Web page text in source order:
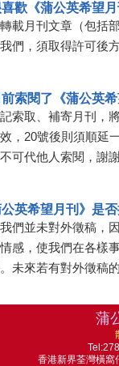
歡《蒲公英希望
載月刊文章（包括
們，須取得許可後
索閱了《蒲公英
索取、補寄月刊，
，20號後則須順延
可代他人索閱，謝
公英希望月刊》是
們並未對外徵稿，
感，使我們在各樣
未來若有對外徵稿
蒲
香港新界荃灣橫窩